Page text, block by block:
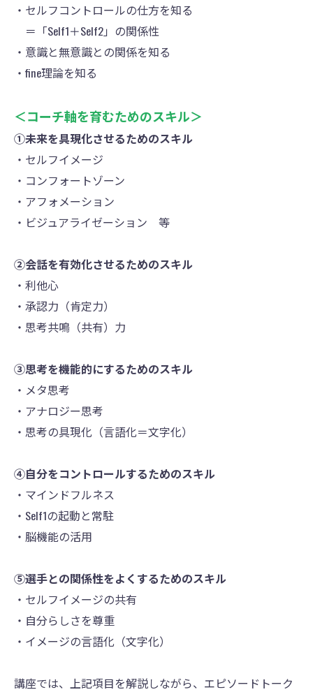
・セルフコントロールの仕方を知る
＝「Self1＋Self2」の関係性
・意識と無意識との関係を知る
・fine理論を知る
＜コーチ軸を育むためのスキル＞
①未来を具現化させるためのスキル
・セルフイメージ
・コンフォートゾーン
・アフォメーション
・ビジュアライゼーション 等
②会話を有効化させるためのスキル
・利他心
・承認力（肯定力）
・思考共鳴（共有）力
③思考を機能的にするためのスキル
・メタ思考
・アナロジー思考
・思考の具現化（言語化＝文字化）
④自分をコントロールするためのスキル
・マインドフルネス
・Self1の起動と常駐
・脳機能の活用
⑤選手との関係性をよくするためのスキル
・セルフイメージの共有
・自分らしさを尊重
・イメージの言語化（文字化）
講座では、上記項目を解説しながら、エピソードトーク